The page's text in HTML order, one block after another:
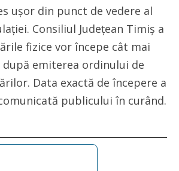
ușor din punct de vedere al
Consiliul Județean Timiș a
fizice vor începe cât mai
emiterea ordinului de
Data exactă de începere a
publicului în curând.